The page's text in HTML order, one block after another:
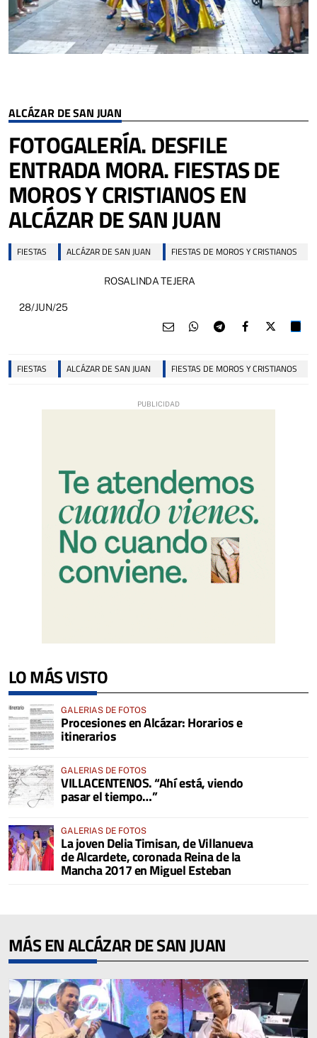
ALCÁZAR DE SAN JUAN
FOTOGALERÍA. DESFILE
ENTRADA MORA. FIESTAS DE
MOROS Y CRISTIANOS EN
ALCÁZAR DE SAN JUAN
FIESTAS ALCÁZAR DE SAN JUAN FIESTAS DE MOROS Y CRISTIANOS
ROSALINDA TEJERA
28/JUN/25
FIESTAS ALCÁZAR DE SAN JUAN FIESTAS DE MOROS Y CRISTIANOS
LO MÁS VISTO
GALERIAS DE FOTOS
Procesiones en Alcázar: Horarios e
itinerarios
GALERIAS DE FOTOS
VILLACENTENOS. “Ahí está, viendo
pasar el tiempo…”
GALERIAS DE FOTOS
La joven Delia Timisan, de Villanueva
de Alcardete, coronada Reina de la
Mancha 2017 en Miguel Esteban
MÁS EN ALCÁZAR DE SAN JUAN